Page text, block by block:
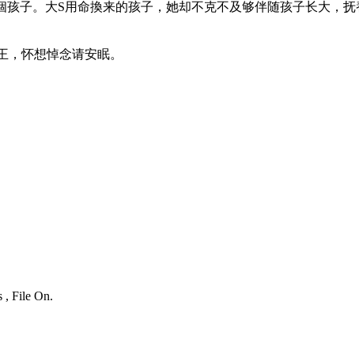
子。大S用命換来的孩子，她却不克不及够伴随孩子长大，
怀想悼念请安眠。
, File On.